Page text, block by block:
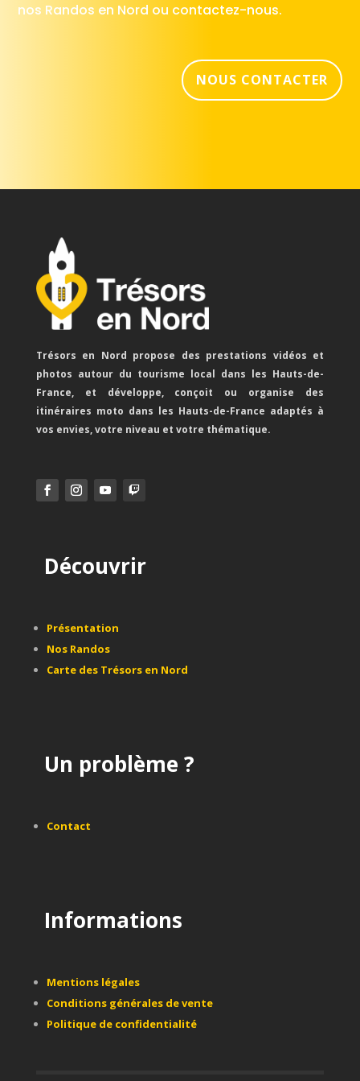
nos Randos en Nord ou contactez-nous.
NOUS CONTACTER
Trésors en Nord propose des prestations vidéos et
photos autour du tourisme local dans les Hauts-de-
France, et développe, conçoit ou organise des
itinéraires moto dans les Hauts-de-France adaptés à
vos envies, votre niveau et votre thématique.
Découvrir
Présentation
Nos Randos
Carte des Trésors en Nord
Un problème ?
Contact
Informations
Mentions légales
Conditions générales de vente
Politique de confidentialité